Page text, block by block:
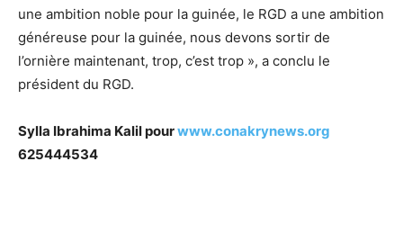
une ambition noble pour la guinée, le RGD a une ambition
généreuse pour la guinée, nous devons sortir de
l’ornière maintenant, trop, c’est trop », a conclu le
président du RGD.
Sylla Ibrahima Kalil pourwww.conakrynews.org
625444534